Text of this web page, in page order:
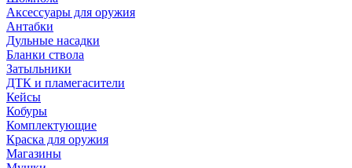
Аксессуары для оружия
Антабки
Дульные насадки
Бланки ствола
Затыльники
ДТК и пламегасители
Кейсы
Кобуры
Комплектующие
Краска для оружия
Магазины